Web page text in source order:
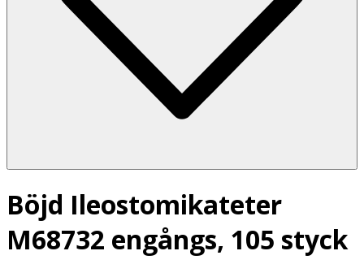
Böjd Ileostomikateter
M68732 engångs, 105 styck